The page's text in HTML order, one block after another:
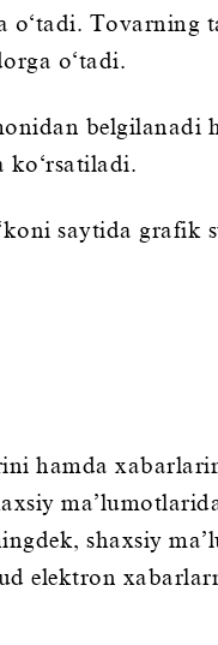
Tovarning
o‘tadi.
belgilanadi
ko‘rsatiladi.
saytida grafik
hamda
shaxsiy
elektron